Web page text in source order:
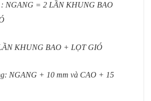
: NGANG = 2 LẦN KHUNG BAO
KHUNG BAO + LỌT GIÓ
NGANG + 10 mm và CAO + 15